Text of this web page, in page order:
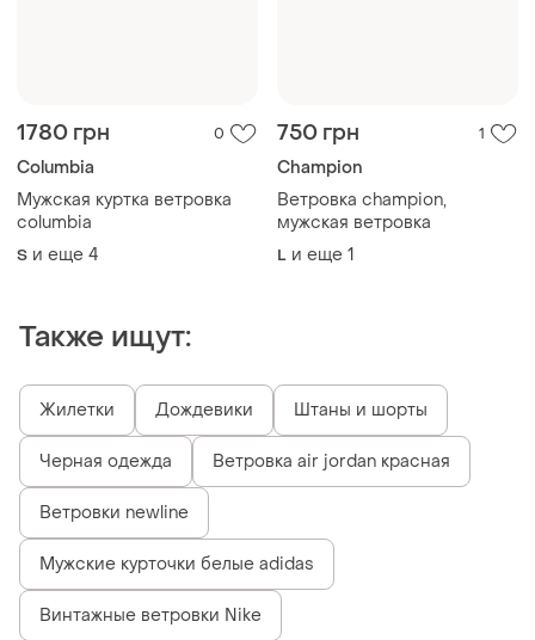
1780 грн 0
Columbia
Мужская куртка ветровка
columbia
S и еще 4
750 грн 1
Champion
Ветровка champion,
мужская ветровка
L и еще 1
Также ищут:
Жилетки Дождевики Штаны и шорты
Черная одежда Ветровка air jordan красная
Ветровки newline
Мужские курточки белые adidas
Винтажные ветровки Nike